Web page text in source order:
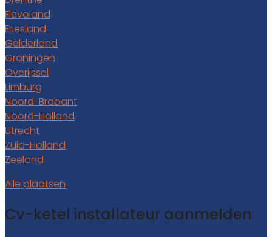
Flevoland
Friesland
Gelderland
Groningen
Overijssel
Limburg
Noord-Brabant
Noord-Holland
Utrecht
Zuid-Holland
Zeeland
Alle plaatsen
Cv-ketel installateur aanmelden